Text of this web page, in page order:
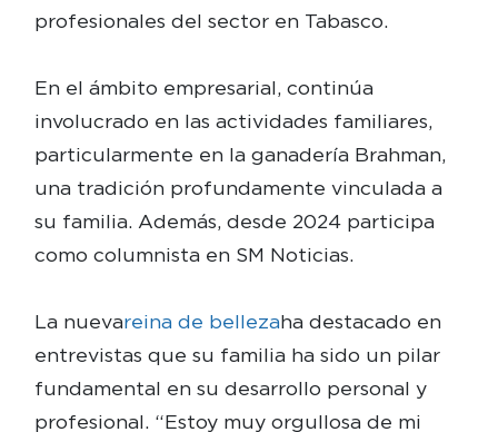
profesionales del sector en Tabasco.
En el ámbito empresarial, continúa
involucrado en las actividades familiares,
particularmente en la ganadería Brahman,
una tradición profundamente vinculada a
su familia. Además, desde 2024 participa
como columnista en SM Noticias.
La nuevareina de bellezaha destacado en
entrevistas que su familia ha sido un pilar
fundamental en su desarrollo personal y
profesional. “Estoy muy orgullosa de mi